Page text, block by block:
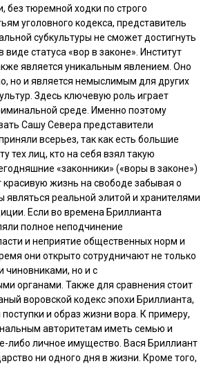
без тюремной ходки по строго
уголовного кодекса, представитель
субкультуры не сможет достигнуть
статуса «вор в законе». Институт
является уникальным явлением. Оно
но и является немыслимым для других
Здесь ключевую роль играет
среде. Именно поэтому
Сашу Севера представители
всерьез, так как есть большие
тех лиц, кто на себя взял такую
«законники» («воры в законе»)
жизнь на свободе забывая о
являться реальной элитой и хранителями
Если во времена Бриллианта
полное неподчинение
и неприятие общественных норм и
они открыто сотрудничают не только
чиновниками, но и с
органами. Также для сравнения стоит
воровской кодекс эпохи Бриллианта,
и образ жизни вора. К примеру,
авторитетам иметь семью и
либо личное имущество. Вася Бриллиант
ни одного дня в жизни. Кроме того,